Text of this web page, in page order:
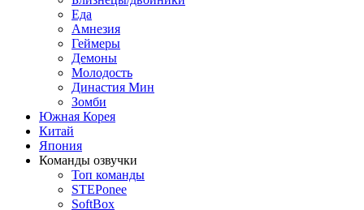
Еда
Амнезия
Геймеры
Демоны
Молодость
Династия Мин
Зомби
Южная Корея
Китай
Япония
Команды озвучки
Топ команды
STEPonee
SoftBox